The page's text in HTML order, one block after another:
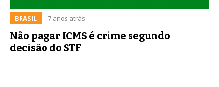
BRASIL 7 anos atrás
Não pagar ICMS é crime segundo
decisão do STF